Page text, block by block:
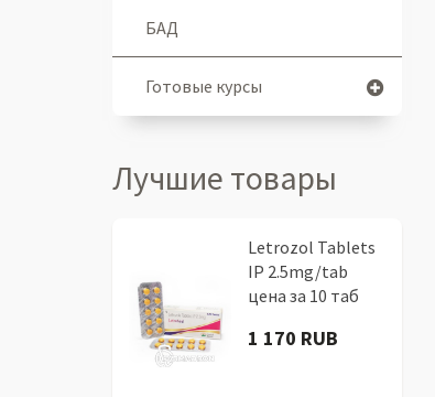
БАД
Готовые курсы
Лучшие товары
Letrozol Tablets
IP 2.5mg/tab
цена за 10 таб
1 170 RUB